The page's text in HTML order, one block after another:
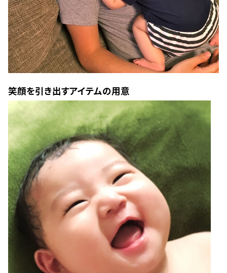
笑顔を引き出すアイテムの用意